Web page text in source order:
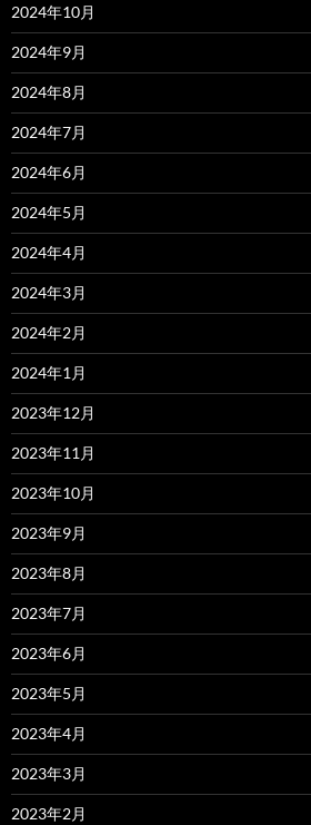
2024年10月
2024年9月
2024年8月
2024年7月
2024年6月
2024年5月
2024年4月
2024年3月
2024年2月
2024年1月
2023年12月
2023年11月
2023年10月
2023年9月
2023年8月
2023年7月
2023年6月
2023年5月
2023年4月
2023年3月
2023年2月